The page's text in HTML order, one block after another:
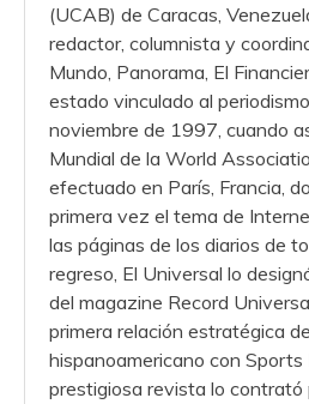
(UCAB) de Caracas,
redactor, columnista y
Mundo, Panorama, El
estado vinculado al
noviembre de 1997, cuando
Mundial de la World
efectuado en París, Francia,
primera vez el tema de
las páginas de los diarios de
regreso, El Universal lo
del magazine Record
primera relación estratégica
hispanoamericano con Sports
prestigiosa revista lo contrató